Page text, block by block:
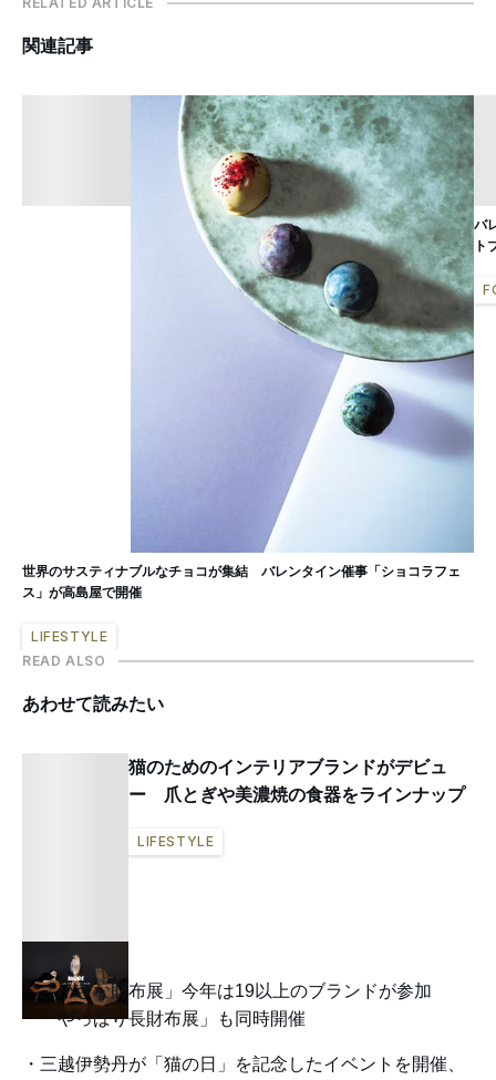
関連記事
世界のサスティナブルなチョコが集結 バレンタイン催事「ショコラフェ
ス」が高島屋で開催
LIFESTYLE
バ
ト
READ ALSO
あわせて読みたい
猫のためのインテリアブランドがデビュ
ー 爪とぎや美濃焼の食器をラインナップ
LIFESTYLE
「小さな財布展」今年は19以上のブランドが参加
「やっぱり長財布展」も同時開催
三越伊勢丹が「猫の日」を記念したイベントを開催、